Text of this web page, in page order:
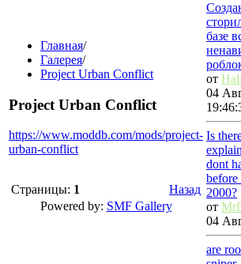
Главная/
Галерея/
Project Urban Conflict
Project Urban Conflict
https://www.moddb.com/mods/project-
urban-conflict
Страницы: 1
Назад
Powered by: SMF Gallery
базе
от
04
Is
dont
before
2000?
от
04
are